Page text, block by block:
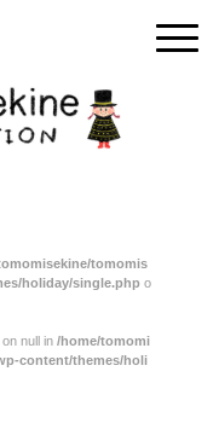
tomomis
holiday/single.php o
null in /home/tomomi
content/themes/holi